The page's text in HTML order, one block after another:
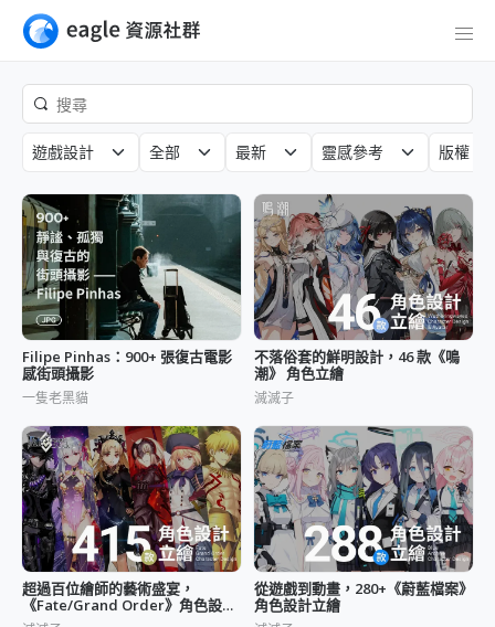
遊戲設計 全部 最新 靈感參考 版權
Filipe Pinhas：900+ 張復古電影
感街頭攝影
一隻老黑貓
不落俗套的鮮明設計，46 款《鳴
潮》 角色立繪
滅滅子
超過百位繪師的藝術盛宴，
《Fate/Grand Order》角色設計
立繪
從遊戲到動畫，280+《蔚藍檔案》
角色設計立繪